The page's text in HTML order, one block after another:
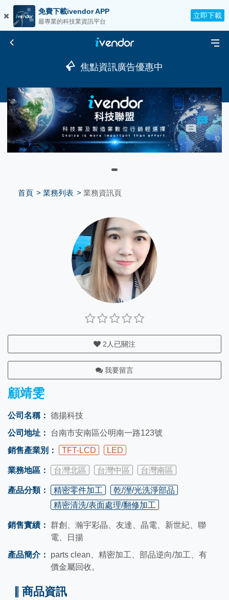
免費下載ivendor APP
最專業的科技業資訊平台
立即下載
焦點資訊廣告優惠中
首頁 業務列表 業務資訊頁
2 人已關注
我要留言
顧靖雯
公司名稱： 德揚科技
公司地址：
台南市安南區公明南一路123號
銷售產業別：
TFT-LCD LED
業務地區： 台灣北區 台灣中區 台灣南區
產品分類： 精密零件加工
乾/溼/光洗淨部品
精密清洗/表面處理/翻修加工
銷售實績： 群創、瀚宇彩晶、友達、晶電、新世紀、聯
電、日揚
產品簡介：
parts clean、精密加工、部品逆向/加工、有
價金屬回收。
商品資訊